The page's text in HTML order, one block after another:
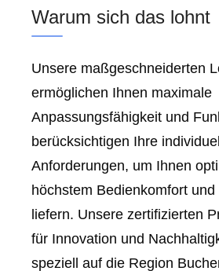
Warum sich das lohnt
Unsere maßgeschneiderten
ermöglichen Ihnen maximale
Anpassungsfähigkeit und
berücksichtigen Ihre
Anforderungen, um Ihnen
höchstem Bedienkomfort
liefern. Unsere zertifizierten
für Innovation und
speziell auf die Region